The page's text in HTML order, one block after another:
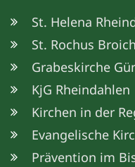
St. Helena
St. Rochus
Grabeskirche
KjG Rheindahlen
Kirchen in der
Evangelische
Prävention im